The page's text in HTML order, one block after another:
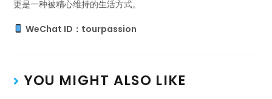
更是一种被精心维持的生活方式。
WeChat ID：tourpassion
YOU MIGHT ALSO LIKE